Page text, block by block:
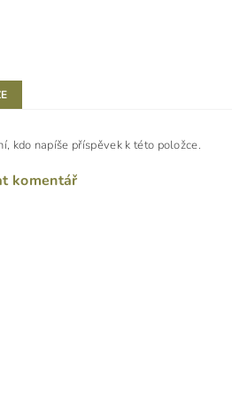
kdo napíše příspěvek k této položce.
komentář